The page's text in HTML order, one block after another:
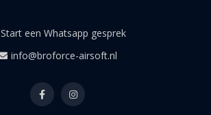
Start een Whatsapp gesprek
info@broforce-airsoft.nl